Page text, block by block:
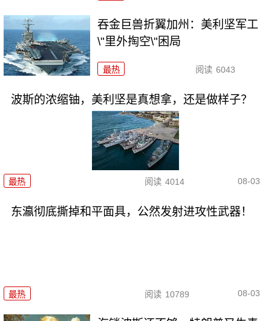
吞金巨兽折翼加州：美利坚军工
\"里外掏空\"困局
最热 阅读 6043
波斯的浓缩铀，美利坚是真想拿，还是做样子？
最热 阅读 4014 08-03
东瀛彻底撕掉和平面具，公然发射进攻性武器！
最热 阅读 10789 08-03